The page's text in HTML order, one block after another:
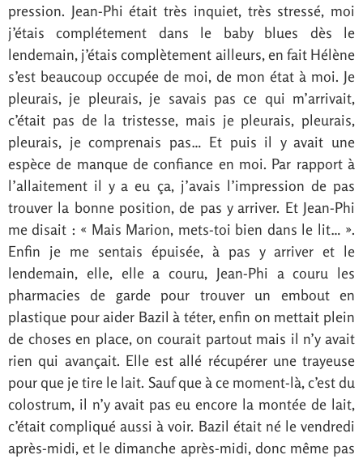
pression. Jean-Phi était très inquiet, très stressé, moi
j’étais complétement dans le baby blues dès le
lendemain, j’étais complètement ailleurs, en fait Hélène
s’est beaucoup occupée de moi, de mon état à moi. Je
pleurais, je pleurais, je savais pas ce qui m’arrivait,
c’était pas de la tristesse, mais je pleurais, pleurais,
pleurais, je comprenais pas… Et puis il y avait une
espèce de manque de confiance en moi. Par rapport à
l’allaitement il y a eu ça, j’avais l’impression de pas
trouver la bonne position, de pas y arriver. Et Jean-Phi
me disait : « Mais Marion, mets-toi bien dans le lit… ».
Enfin je me sentais épuisée, à pas y arriver et le
lendemain, elle, elle a couru, Jean-Phi a couru les
pharmacies de garde pour trouver un embout en
plastique pour aider Bazil à téter, enfin on mettait plein
de choses en place, on courait partout mais il n’y avait
rien qui avançait. Elle est allé récupérer une trayeuse
pour que je tire le lait. Sauf que à ce moment-là, c’est du
colostrum, il n’y avait pas eu encore la montée de lait,
c’était compliqué aussi à voir. Bazil était né le vendredi
après-midi, et le dimanche après-midi, donc même pas